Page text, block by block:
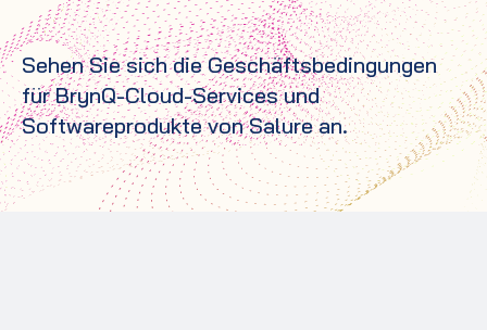
Sehen Sie sich die Geschäftsbedingungen
für BrynQ-Cloud-Services und
Softwareprodukte von Salure an.